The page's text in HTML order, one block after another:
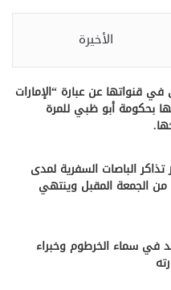
الأخيرة
قنواتها عن عبارة “الإمارات
بحكومة أبو ظبي للمرة
تذاكر الباصات السفرية لمدى
الجمعة المقبل وينتهي
في سماء الخرطوم وخبراء